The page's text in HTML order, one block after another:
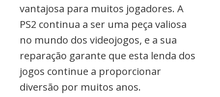
vantajosa para muitos jogadores. A
PS2 continua a ser uma peça valiosa
no mundo dos videojogos, e a sua
reparação garante que esta lenda dos
jogos continue a proporcionar
diversão por muitos anos.